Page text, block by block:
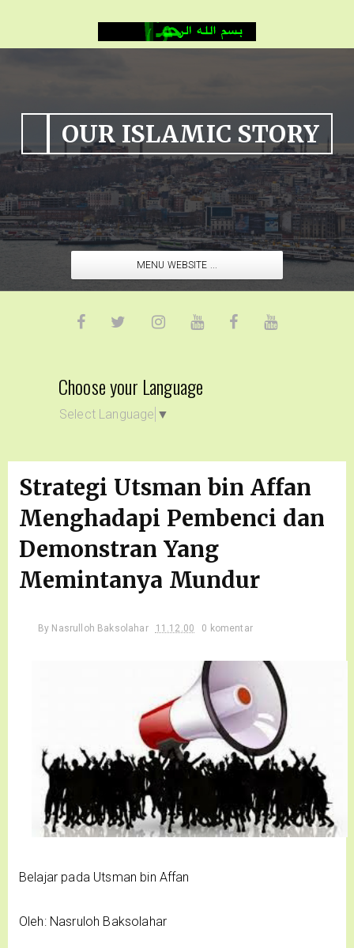
OUR ISLAMIC STORY
MENU WEBSITE ...
Choose your Language
Select Language ▼
Strategi Utsman bin Affan
Menghadapi Pembenci dan
Demonstran Yang
Memintanya Mundur
By Nasrulloh Baksolahar 11.12.00 0 komentar
Belajar pada Utsman bin Affan
Oleh: Nasruloh Baksolahar